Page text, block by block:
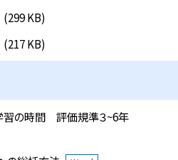
(299 KB)
(217 KB)
の時間 評価規準３~6年